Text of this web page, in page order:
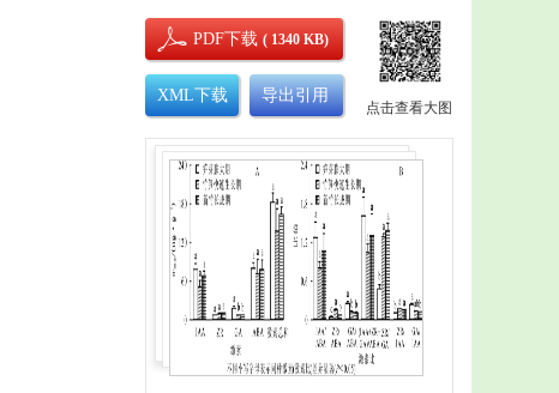
PDF下载( 1340 KB)
XML下载 导出引用
点击查看大图